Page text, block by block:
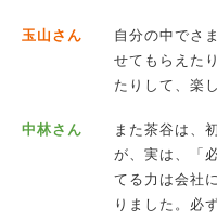
玉山さん
自分の中でさ
せてもらえた
たりして、楽
中林さん
また茶谷は、
が、実は、「
てる力は会社
りました。必